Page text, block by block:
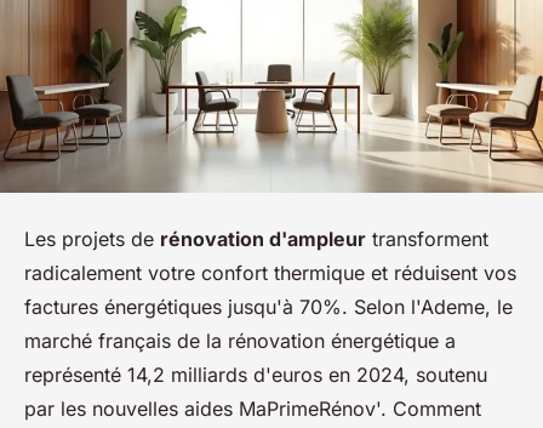
Les projets de rénovation d'ampleur transforment
radicalement votre confort thermique et réduisent vos
factures énergétiques jusqu'à 70%. Selon l'Ademe, le
marché français de la rénovation énergétique a
représenté 14,2 milliards d'euros en 2024, soutenu
par les nouvelles aides MaPrimeRénov'. Comment